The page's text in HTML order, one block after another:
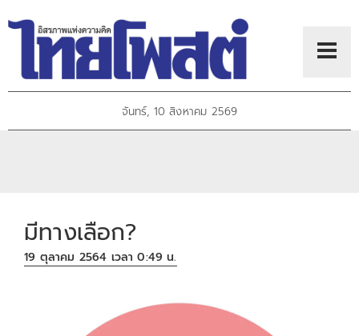
จันทร์, 10 สิงหาคม 2569
มีทางเลือก?
19 ตุลาคม 2564 เวลา 0:49 น.